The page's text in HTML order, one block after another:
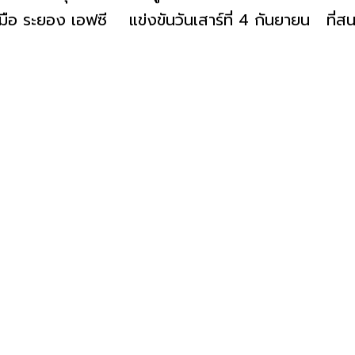
ระยอง เอฟซี แข่งขันวันเสาร์ที่ 4 กันยายน ที่สน